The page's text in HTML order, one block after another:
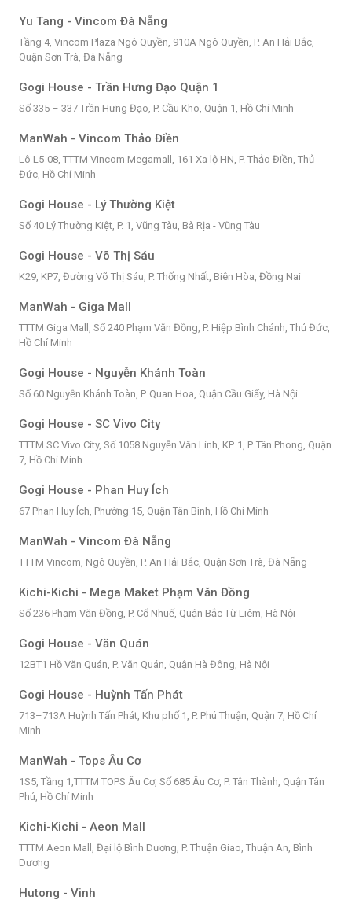
Yu Tang - Vincom Đà Nẵng
Tầng 4, Vincom Plaza Ngô Quyền, 910A Ngô Quyền, P. An Hải Bắc,
Quận Sơn Trà, Đà Nẵng
Gogi House - Trần Hưng Đạo Quận 1
Số 335 – 337 Trần Hưng Đạo, P. Cầu Kho, Quận 1, Hồ Chí Minh
ManWah - Vincom Thảo Điền
Lô L5-08, TTTM Vincom Megamall, 161 Xa lộ HN, P. Thảo Điền, Thủ
Đức, Hồ Chí Minh
Gogi House - Lý Thường Kiệt
Số 40 Lý Thường Kiệt, P. 1, Vũng Tàu, Bà Rịa - Vũng Tàu
Gogi House - Võ Thị Sáu
K29, KP7, Đường Võ Thị Sáu, P. Thống Nhất, Biên Hòa, Đồng Nai
ManWah - Giga Mall
TTTM Giga Mall, Số 240 Phạm Văn Đồng, P. Hiệp Bình Chánh, Thủ Đức,
Hồ Chí Minh
Gogi House - Nguyễn Khánh Toàn
Số 60 Nguyễn Khánh Toàn, P. Quan Hoa, Quận Cầu Giấy, Hà Nội
Gogi House - SC Vivo City
TTTM SC Vivo City, Số 1058 Nguyễn Văn Linh, KP. 1, P. Tân Phong, Quận
7, Hồ Chí Minh
Gogi House - Phan Huy Ích
67 Phan Huy Ích, Phường 15, Quận Tân Bình, Hồ Chí Minh
ManWah - Vincom Đà Nẵng
TTTM Vincom, Ngô Quyền, P. An Hải Bắc, Quận Sơn Trà, Đà Nẵng
Kichi-Kichi - Mega Maket Phạm Văn Đồng
Số 236 Phạm Văn Đồng, P. Cổ Nhuế, Quận Bắc Từ Liêm, Hà Nội
Gogi House - Văn Quán
12BT1 Hồ Văn Quán, P. Văn Quán, Quận Hà Đông, Hà Nội
Gogi House - Huỳnh Tấn Phát
713–713A Huỳnh Tấn Phát, Khu phố 1, P. Phú Thuận, Quận 7, Hồ Chí
Minh
ManWah - Tops Âu Cơ
1S5, Tầng 1,TTTM TOPS Âu Cơ, Số 685 Âu Cơ, P. Tân Thành, Quận Tân
Phú, Hồ Chí Minh
Kichi-Kichi - Aeon Mall
TTTM Aeon Mall, Đại lộ Bình Dương, P. Thuận Giao, Thuận An, Bình
Dương
Hutong - Vinh